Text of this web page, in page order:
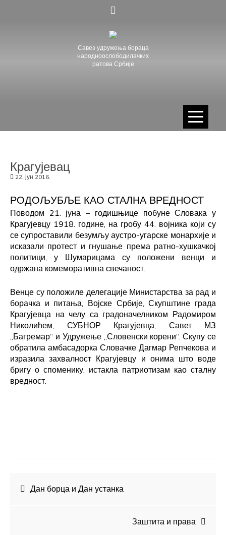
Савез удружења бораца
народноослободилачких
ратова Србије
Крагујевац
22. јун 2016.
РОДОЉУБЉЕ КАО СТАЛНА ВРЕДНОСТ
Поводом 21. јуна – годишњице побуне Словака у
Крагујевцу 1918. године, на гробу 44. војника који су
се супроставили безумљу аустро-угарске монархије и
исказали протест и гнушање према ратно-хушкачкој
политици, у Шумарицама су положени венци и
одржана комеморативна свечаност.
Венце су положиле делегације Министарства за рад и
борачка и питања, Војске Србије, Скупштине града
Крагујевца на челу са градоначелником Радомиром
Николићем, СУБНОР Крагујевца, Савет МЗ
„Багремар“ и Удружење „Словенски корени“. Скупу се
обратила амбасадорка Словачке Дагмар Репчекова и
изразила захвалност Крагујевцу и онима што воде
бригу о споменику, истакла патриотизам као сталну
вредност.
Кретање
Дан борца и Дан устанка
Заштита и права